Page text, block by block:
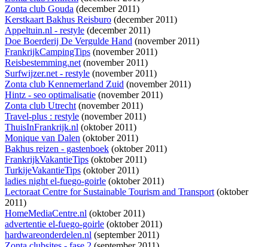
Zonta club Gouda (december 2011)
Kerstkaart Bakhus Reisburo (december 2011)
Appeltuin.nl - restyle (december 2011)
Doe Boerderij De Vergulde Hand (november 2011)
FrankrijkCampingTips (november 2011)
Reisbestemming.net(november 2011)
Surfwijzer.net - restyle (november 2011)
Zonta club Kennemerland Zuid (november 2011)
Hintz - seo optimalisatie (november 2011)
Zonta club Utrecht(november 2011)
Travel-plus : restyle (november 2011)
ThuisInFrankrijk.nl (oktober 2011)
Monique van Dalen (oktober 2011)
Bakhus reizen - gastenboek (oktober 2011)
FrankrijkVakantieTips (oktober 2011)
TurkijeVakantieTips (oktober 2011)
ladies night el-fuego-goirle (oktober 2011)
Lectoraat Centre for Sustainable Tourism and Transport(oktober
2011)
HomeMediaCentre.nl (oktober 2011)
advertentie el-fuego-goirle (oktober 2011)
hardwareonderdelen.nl (september 2011)